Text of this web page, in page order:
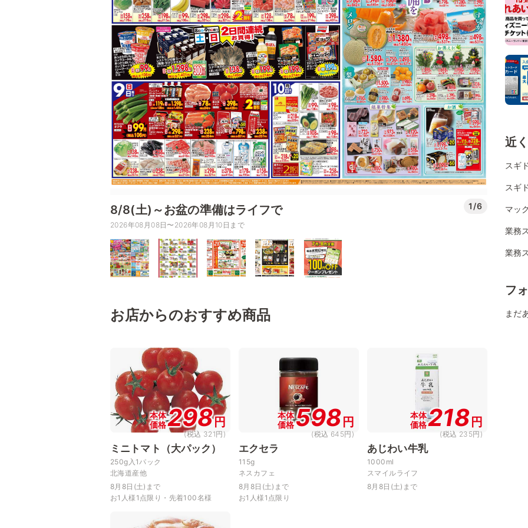
8/8(土)～お盆の準備はライフで 1/6
2026年08月08日〜2026年08月10日まで
お店からのおすすめ商品
本体
価格298円
(税込 321円)
ミニトマト（大パック）
250g入1パック
北海道産他
8月8日(土)まで
お1人様1点限り・先着100名様
本体
価格598 円
(税込 645円)
エクセラ
115g
ネスカフェ
8月8日(土)まで
お1人様1点限り
本体
価格218 円
(税込 235円)
あじわい牛乳
1000ml
スマイルライフ
8月8日(土)まで
近
スギ
スギ
マッ
業務
業務
フ
まだ